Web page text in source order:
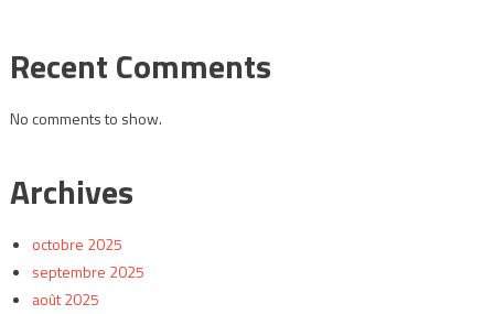
Recent Comments
No comments to show.
Archives
octobre 2025
septembre 2025
août 2025